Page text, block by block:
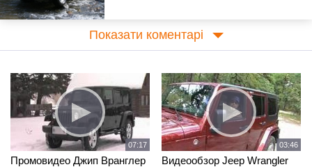
Показати коментарі
07:17
Промовидео Джип Вранглер
03:46
Видеообзор Jeep Wrangler